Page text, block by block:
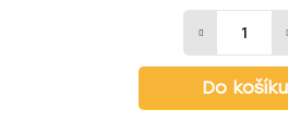
Do košíku